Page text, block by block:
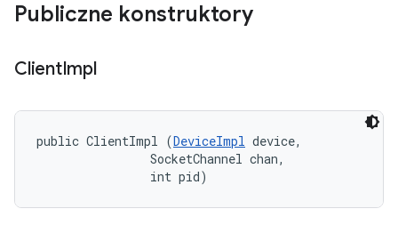
Publiczne konstruktory
ClientImpl
public ClientImpl (DeviceImpl device,
                SocketChannel chan,
                int pid)